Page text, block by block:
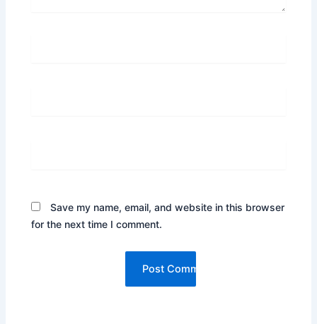
Save my name, email, and website in this browser
for the next time I comment.